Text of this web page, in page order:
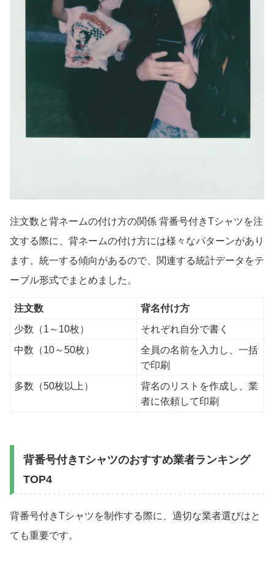
注文数と背ネームの付け方の関係 背番号付きTシャツを注
文する際に、背ネームの付け方には様々なパターンがあり
ます。統一する傾向があるので、関連する統計データをテ
ーブル形式でまとめました。
注文数
背名付け方
少数（1～10枚）
それぞれ自分で書く
中数（10～50枚）
全員の名前を入力し、一括
で印刷
多数（50枚以上）
背名のリストを作成し、業
者に依頼して印刷
背番号付きTシャツのおすすめ業者ランキング
TOP4
背番号付きTシャツを制作する際に、適切な業者選びはと
ても重要です。